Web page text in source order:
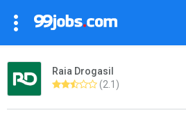
Raia Drogasil
(2.1)